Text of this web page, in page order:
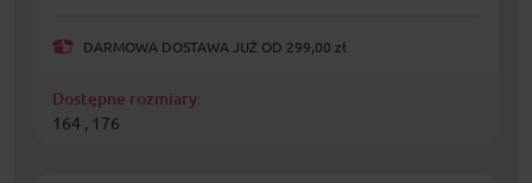
DARMOWA DOSTAWA JUŻ OD 299,00 zł
Dostępne rozmiary:
164 , 176